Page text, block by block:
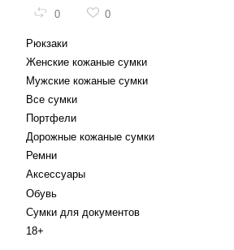
0 0
Рюкзаки
Женские кожаные сумки
Мужские кожаные сумки
Все сумки
Портфели
Дорожные кожаные сумки
Ремни
Аксессуары
Обувь
Сумки для документов
18+